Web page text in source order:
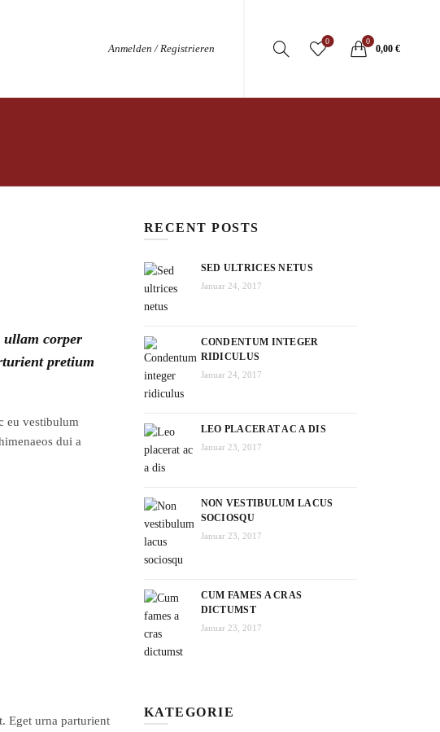
Anmelden / Registrieren
0 0
0,00 €
ullam corper
pretium
eu vestibulum
dui a
Eget urna parturient
RECENT POSTS
SED ULTRICES NETUS
Januar 24, 2017
CONDENTUM INTEGER
RIDICULUS
Januar 24, 2017
LEO PLACERAT AC A DIS
Januar 23, 2017
NON VESTIBULUM LACUS
SOCIOSQU
Januar 23, 2017
CUM FAMES A CRAS
DICTUMST
Januar 23, 2017
KATEGORIE